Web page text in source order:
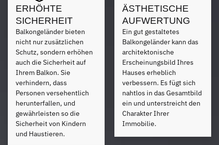
ERHÖHTE
SICHERHEIT
Balkongeländer bieten
nicht nur zusätzlichen
Schutz, sondern erhöhen
auch die Sicherheit auf
Ihrem Balkon. Sie
verhindern, dass
Personen versehentlich
herunterfallen, und
gewährleisten so die
Sicherheit von Kindern
und Haustieren.
ÄSTHETISCHE
AUFWERTUNG
Ein gut gestaltetes
Balkongeländer kann das
architektonische
Erscheinungsbild Ihres
Hauses erheblich
verbessern. Es fügt sich
nahtlos in das Gesamtbild
ein und unterstreicht den
Charakter Ihrer
Immobilie.